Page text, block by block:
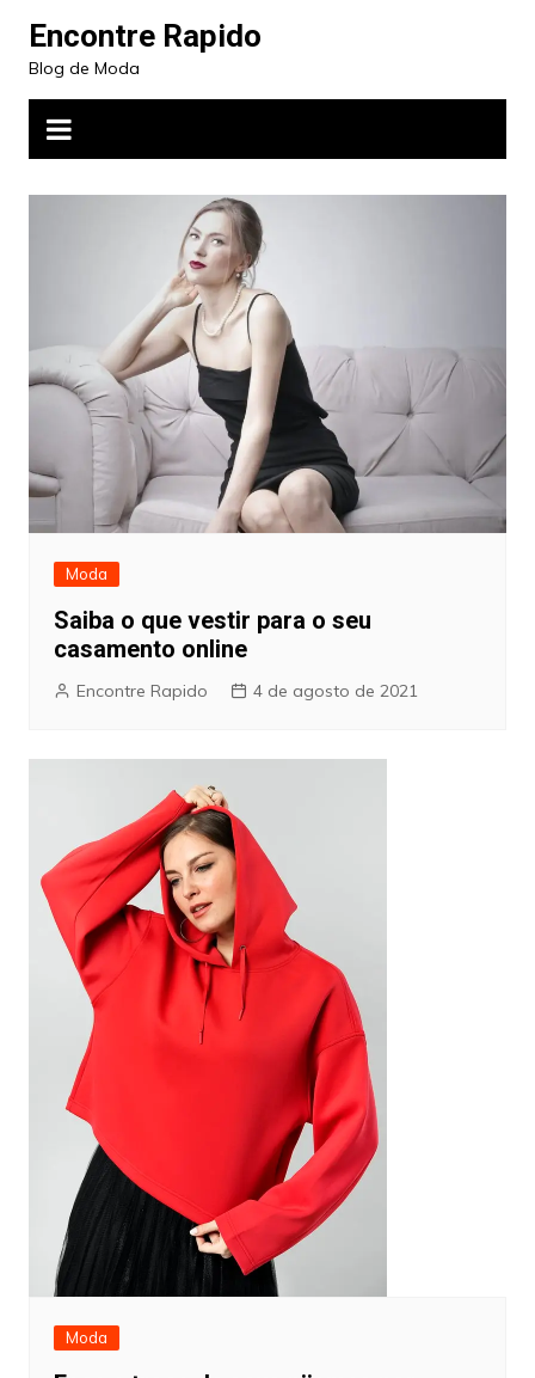
para
conteúdo
Encontre Rapido
Blog de Moda
Moda
Saiba o que vestir para o seu
casamento online
Encontre Rapido 4 de agosto de 2021
Moda